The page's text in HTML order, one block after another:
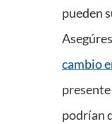
pueden
cambio
podrían